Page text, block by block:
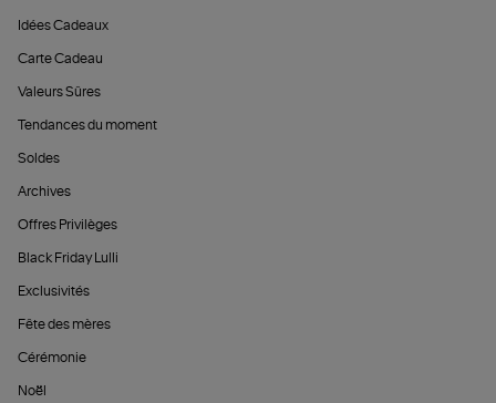
Idées Cadeaux
Carte Cadeau
Valeurs Sûres
Tendances du moment
Soldes
Archives
Offres Privilèges
Black Friday Lulli
Exclusivités
Fête des mères
Cérémonie
Noël